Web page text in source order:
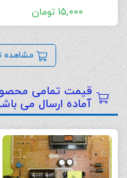
48.4gk06 041 dis my dump
4 mb
15,000 تومان
مشاهده
قیمت تمامی
آماده ارسال می